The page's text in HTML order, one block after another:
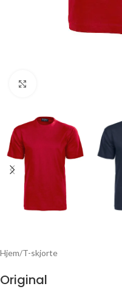
Hjem/T-skjorte
Original